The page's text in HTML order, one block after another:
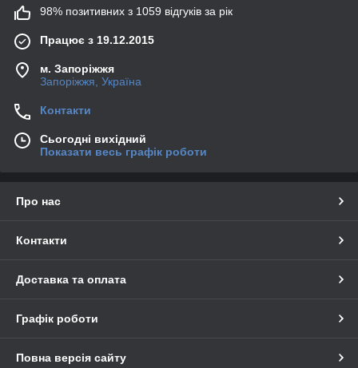
98% позитивних з 1059 відгуків за рік
Працює з 19.12.2015
м. Запоріжжя
Запоріжжя, Україна
Контакти
Сьогодні вихідний
Показати весь графік роботи
Про нас
Контакти
Доставка та оплата
Графік роботи
Повна версія сайту